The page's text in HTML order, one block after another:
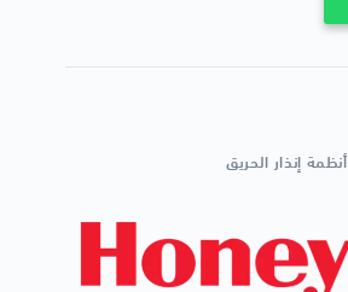
أنظمة إنذار الحريق